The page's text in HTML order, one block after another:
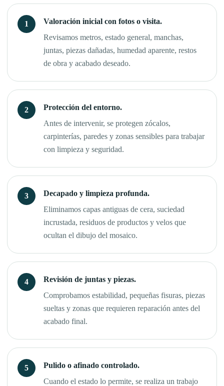
Valoración inicial con fotos o visita.
Revisamos metros, estado general, manchas,
juntas, piezas dañadas, humedad aparente, restos
de obra y acabado deseado.
Protección del entorno.
Antes de intervenir, se protegen zócalos,
carpinterías, paredes y zonas sensibles para trabajar
con limpieza y seguridad.
Decapado y limpieza profunda.
Eliminamos capas antiguas de cera, suciedad
incrustada, residuos de productos y velos que
ocultan el dibujo del mosaico.
Revisión de juntas y piezas.
Comprobamos estabilidad, pequeñas fisuras, piezas
sueltas y zonas que requieren reparación antes del
acabado final.
Pulido o afinado controlado.
Cuando el estado lo permite, se realiza un trabajo